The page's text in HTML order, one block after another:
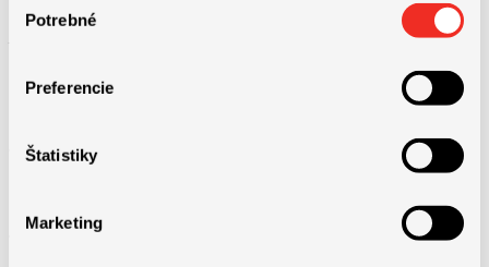
osobných údajov
súhlasu
Potrebné
Preferencie
Štatistiky
Marketing
Jazykové požiadavky